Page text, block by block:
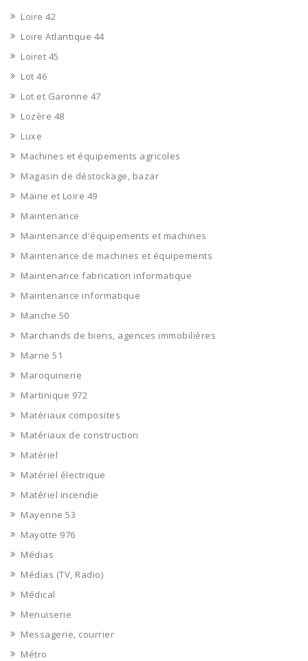
Loire 42
Loire Atlantique 44
Loiret 45
Lot 46
Lot et Garonne 47
Lozère 48
Luxe
Machines et équipements agricoles
Magasin de déstockage, bazar
Maine et Loire 49
Maintenance
Maintenance d'équipements et machines
Maintenance de machines et équipements
Maintenance fabrication informatique
Maintenance informatique
Manche 50
Marchands de biens, agences immobilières
Marne 51
Maroquinerie
Martinique 972
Matériaux composites
Matériaux de construction
Matériel
Matériel électrique
Matériel incendie
Mayenne 53
Mayotte 976
Médias
Médias (TV, Radio)
Médical
Menuiserie
Messagerie, courrier
Métro